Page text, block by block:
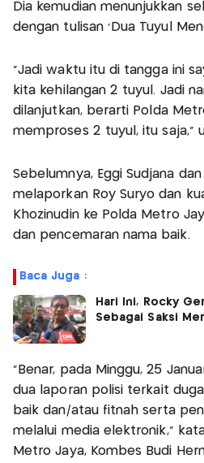
Dia kemudian menunjukkan
dengan tulisan ‘Dua Tuyul
“Jadi waktu itu di tangga ini
kita kehilangan 2 tuyul. Jadi
dilanjutkan, berarti Polda
memproses 2 tuyul, itu saja,”
Sebelumnya, Eggi Sudjana
melaporkan Roy Suryo dan
Khozinudin ke Polda Metro
dan pencemaran nama baik.
Baca Juga :
Hari Ini, Rocky
Sebagai Saksi
"Benar, pada Minggu, 25
dua laporan polisi terkait
baik dan/atau fitnah serta
melalui media elektronik,"
Metro Jaya, Kombes Budi